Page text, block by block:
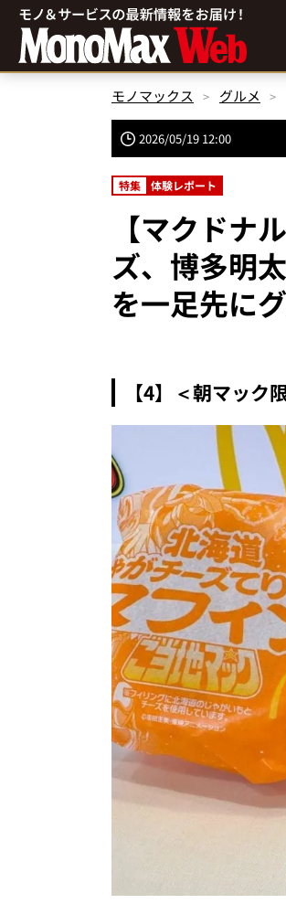
モノマックス グルメ
2026/05/19 12:00
特集 体験レポート
【マクドナ
ズ、博多明
を一足先に
【4】＜朝マック